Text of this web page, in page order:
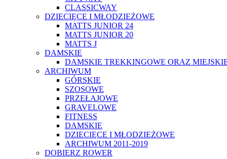
CLASSICWAY
DZIECIĘCE I MŁODZIEŻOWE
MATTS JUNIOR 24
MATTS JUNIOR 20
MATTS J
DAMSKIE
DAMSKIE TREKKINGOWE ORAZ
ARCHIWUM
GÓRSKIE
SZOSOWE
PRZEŁAJOWE
GRAVELOWE
FITNESS
DAMSKIE
DZIECIĘCE I MŁODZIEŻOWE
ARCHIWUM 2011-2019
DOBIERZ ROWER